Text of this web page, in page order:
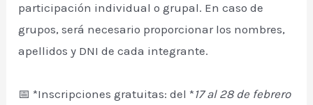
participación individual o grupal. En caso de
grupos, será necesario proporcionar los nombres,
apellidos y DNI de cada integrante.
📅 *Inscripciones gratuitas: del *17 al 28 de febrero